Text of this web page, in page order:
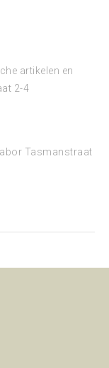
artikelen en
2-4
Tasmanstraat